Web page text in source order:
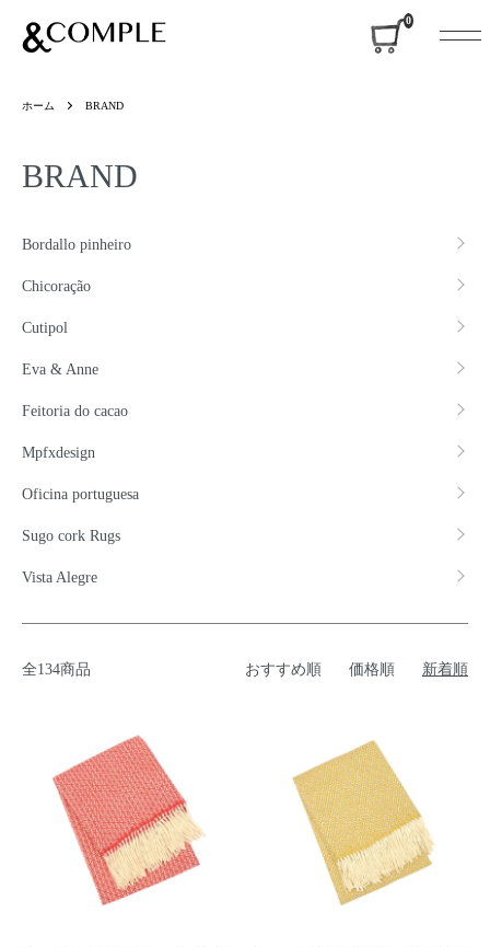
0
ホーム BRAND
BRAND
グループ一覧
Bordallo pinheiro
Chicoração
Cutipol
Eva & Anne
Feitoria do cacao
Mpfxdesign
Oficina portuguesa
Sugo cork Rugs
Vista Alegre
全134商品 おすすめ順 価格順 新着順